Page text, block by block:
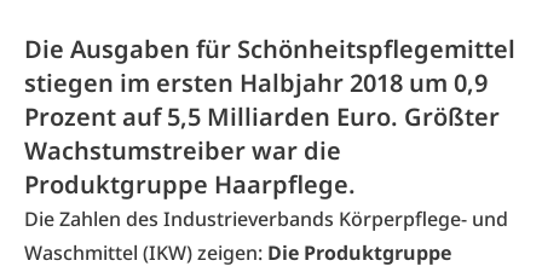
Die Ausgaben für Schönheitspflegemittel
stiegen im ersten Halbjahr 2018 um 0,9
Prozent auf 5,5 Milliarden Euro. Größter
Wachstumstreiber war die
Produktgruppe Haarpflege.
Die Zahlen des Industrieverbands Körperpflege- und
Waschmittel (IKW) zeigen: Die Produktgruppe